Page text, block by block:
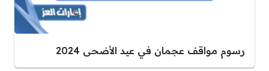
رسوم مواقف عجمان في عيد الأضحى 2024